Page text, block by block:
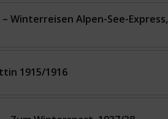
Winterreisen Alpen-See-Express,
1915/1916